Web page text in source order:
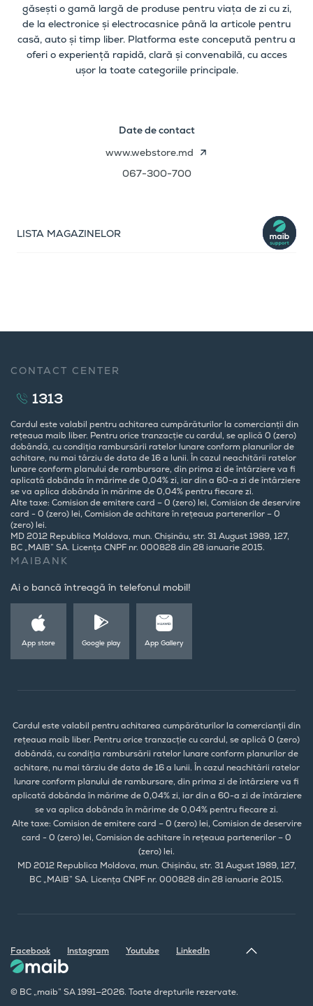
găsești o gamă largă de produse pentru viața de zi cu zi,
de la electronice și electrocasnice până la articole pentru
casă, auto și timp liber. Platforma este concepută pentru a
oferi o experiență rapidă, clară și convenabilă, cu acces
ușor la toate categoriile principale.
Date de contact
www.webstore.md
067-300-700
LISTA MAGAZINELOR
CONTACT CENTER
1313
Cardul este valabil pentru achitarea cumpărăturilor la comercianții din
rețeaua maib liber. Pentru orice tranzacție cu cardul, se aplică 0 (zero)
dobândă, cu condiția rambursării ratelor lunare conform planurilor de
achitare, nu mai târziu de data de 16 a lunii. În cazul neachitării ratelor
lunare conform planului de rambursare, din prima zi de întârziere va fi
aplicată dobânda în mărime de 0,04% zi, iar din a 60-a zi de întârziere
se va aplica dobânda în mărime de 0,04% pentru fiecare zi.
Alte taxe: Comision de emitere card – 0 (zero) lei, Comision de deservire
card - 0 (zero) lei, Comision de achitare în rețeaua partenerilor – 0
(zero) lei.
MD 2012 Republica Moldova, mun. Chișinău, str. 31 August 1989, 127,
BC „MAIB” SA. Licența CNPF nr. 000828 din 28 ianuarie 2015.
MAIBANK
Ai o bancă întreagă în telefonul mobil!
App store Google play App Gallery
Cardul este valabil pentru achitarea cumpărăturilor la comercianții din
rețeaua maib liber. Pentru orice tranzacție cu cardul, se aplică 0 (zero)
dobândă, cu condiția rambursării ratelor lunare conform planurilor de
achitare, nu mai târziu de data de 16 a lunii. În cazul neachitării ratelor
lunare conform planului de rambursare, din prima zi de întârziere va fi
aplicată dobânda în mărime de 0,04% zi, iar din a 60-a zi de întârziere
se va aplica dobânda în mărime de 0,04% pentru fiecare zi.
Alte taxe: Comision de emitere card – 0 (zero) lei, Comision de deservire
card - 0 (zero) lei, Comision de achitare în rețeaua partenerilor – 0
(zero) lei.
MD 2012 Republica Moldova, mun. Chișinău, str. 31 August 1989, 127,
BC „MAIB” SA. Licența CNPF nr. 000828 din 28 ianuarie 2015.
Facebook Instagram Youtube LinkedIn
© BC „maib” SA 1991—2026. Toate drepturile rezervate.